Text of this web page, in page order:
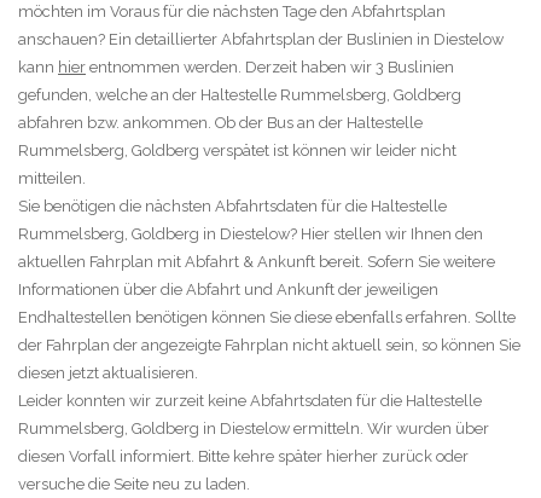
möchten im Voraus für die nächsten Tage den Abfahrtsplan
anschauen? Ein detaillierter Abfahrtsplan der Buslinien in Diestelow
kann hier entnommen werden. Derzeit haben wir 3 Buslinien
gefunden, welche an der Haltestelle Rummelsberg, Goldberg
abfahren bzw. ankommen. Ob der Bus an der Haltestelle
Rummelsberg, Goldberg verspätet ist können wir leider nicht
mitteilen.
Sie benötigen die nächsten Abfahrtsdaten für die Haltestelle
Rummelsberg, Goldberg in Diestelow? Hier stellen wir Ihnen den
aktuellen Fahrplan mit Abfahrt & Ankunft bereit. Sofern Sie weitere
Informationen über die Abfahrt und Ankunft der jeweiligen
Endhaltestellen benötigen können Sie diese ebenfalls erfahren. Sollte
der Fahrplan der angezeigte Fahrplan nicht aktuell sein, so können Sie
diesen jetzt aktualisieren.
Leider konnten wir zurzeit keine Abfahrtsdaten für die Haltestelle
Rummelsberg, Goldberg in Diestelow ermitteln. Wir wurden über
diesen Vorfall informiert. Bitte kehre später hierher zurück oder
versuche die Seite neu zu laden.